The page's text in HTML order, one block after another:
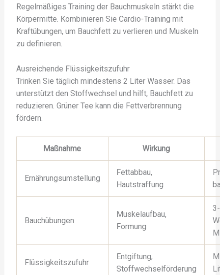
Regelmäßiges Training der Bauchmuskeln stärkt die
Körpermitte. Kombinieren Sie Cardio-Training mit
Kraftübungen, um Bauchfett zu verlieren und Muskeln
zu definieren.
Ausreichende Flüssigkeitszufuhr
Trinken Sie täglich mindestens 2 Liter Wasser. Das
unterstützt den Stoffwechsel und hilft, Bauchfett zu
reduzieren. Grüner Tee kann die Fettverbrennung
fördern.
Maßnahme Wirkung
Ernährungsumstellung
Fettabbau,
Hautstraffung
Bauchübungen
Muskelaufbau,
Formung
Flüssigkeitszufuhr
Entgiftung,
Stoffwechselförderung